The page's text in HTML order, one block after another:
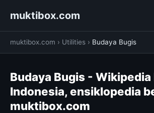
muktibox.com
muktibox.com › Utilities › Budaya Bugis
Budaya Bugis - Wikipedia
Indonesia, ensiklopedia
muktibox.com